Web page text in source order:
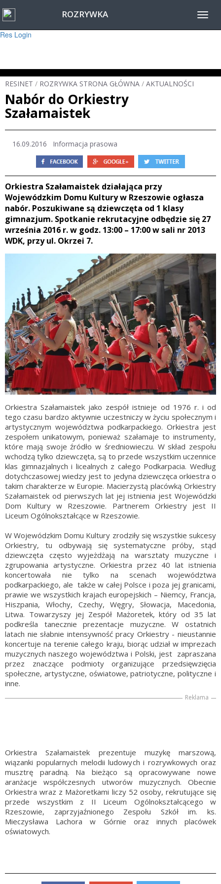
Warning
: session_start(): Failed to read session data: user (path: ) in
Res Login
ROZRYWKA
RESINET / ROZRYWKA STRONA GŁÓWNA / AKTUALNOŚCI
Nabór do Orkiestry
Szałamaistek
16.09.2016 Informacja prasowa
Orkiestra Szałamaistek działająca przy
Wojewódzkim Domu Kultury w Rzeszowie ogłasza
nabór. Poszukiwane są dziewczęta od 1 klasy
gimnazjum. Spotkanie rekrutacyjne odbędzie się 27
września 2016 r. w godz. 13:00 – 17:00 w sali nr 2013
WDK, przy ul. Okrzei 7.
Orkiestra Szałamaistek jako zespół istnieje od 1976 r. i od
tego czasu bardzo aktywnie uczestniczy w życiu społecznym i
artystycznym województwa podkarpackiego. Orkiestra jest
zespołem unikatowym, ponieważ szałamaje to instrumenty,
które mają swoje źródło w średniowieczu. W skład zespołu
wchodzą tylko dziewczęta, są to przede wszystkim uczennice
klas gimnazjalnych i licealnych z całego Podkarpacia. Według
dotychczasowej wiedzy jest to jedyna dziewczęca orkiestra o
takim charakterze w Europie. Macierzystą placówką Orkiestry
Szałamaistek od pierwszych lat jej istnienia jest Wojewódzki
Dom Kultury w Rzeszowie. Partnerem Orkiestry jest II
Liceum Ogólnokształcące w Rzeszowie.
W Wojewódzkim Domu Kultury zrodziły się wszystkie sukcesy
Orkiestry, tu odbywają się systematyczne próby, stąd
dziewczęta często wyjeżdżają na warsztaty muzyczne i
zgrupowania artystyczne. Orkiestra przez 40 lat istnienia
koncertowała nie tylko na scenach województwa
podkarpackiego, ale także w całej Polsce i poza jej granicami,
prawie we wszystkich krajach europejskich – Niemcy, Francja,
Hiszpania, Włochy, Czechy, Węgry, Słowacja, Macedonia,
Litwa. Towarzyszy jej Zespół Mażoretek, który od 35 lat
podkreśla tanecznie prezentacje muzyczne. W ostatnich
latach nie słabnie intensywność pracy Orkiestry - nieustannie
koncertuje na terenie całego kraju, biorąc udział w imprezach
muzycznych naszego województwa i Polski, jest zapraszana
przez znaczące podmioty organizujące przedsięwzięcia
społeczne, artystyczne, oświatowe, patriotyczne, polityczne i
inne.
Reklama
Orkiestra Szałamaistek prezentuje muzykę marszową,
wiązanki popularnych melodii ludowych i rozrywkowych oraz
musztrę paradną. Na bieżąco są opracowywane nowe
aranżacje współczesnych utworów muzycznych. Obecnie
Orkiestra wraz z Mażoretkami liczy 52 osoby, rekrutujące się
przede wszystkim z II Liceum Ogólnokształcącego w
Rzeszowie, zaprzyjaźnionego Zespołu Szkół im. ks.
Mieczysława Lachora w Górnie oraz innych placówek
oświatowych.